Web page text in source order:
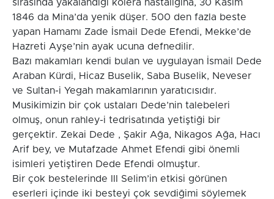
sırasında yakalandığı kolera hastalığına, 30 Kasım
1846 da Mina’da yenik düşer. 500 den fazla beste
yapan Hamamı Zade İsmail Dede Efendi, Mekke’de
Hazreti Ayşe’nin ayak ucuna defnedilir.
Bazı makamları kendi bulan ve uygulayan İsmail Dede
Araban Kürdi, Hicaz Buselik, Saba Buselik, Neveser
ve Sultan-i Yegah makamlarının yaratıcısıdır.
Musikimizin bir çok ustaları Dede’nin talebeleri
olmuş, onun rahley-i tedrisatında yetiştiği bir
gerçektir. Zekai Dede , Şakir Ağa, Nikagos Ağa, Hacı
Arif bey, ve Mutafzade Ahmet Efendi gibi önemli
isimleri yetiştiren Dede Efendi olmuştur.
Bir çok bestelerinde III Selim’in etkisi görünen
eserleri içinde iki besteyi çok sevdiğimi söylemek